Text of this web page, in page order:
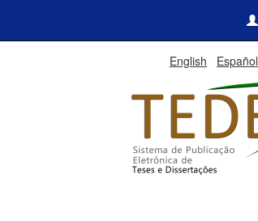
English Español